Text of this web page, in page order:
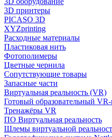
3D принтеры
PICASO 3D
XYZprinting
Расходные материалы
Пластиковая нить
Фотополимеры
Цветные чернила
Сопутствующие товары
Запасные части
Виртуальная реальность (VR)
Готовый образовательный VR-
Тренажёры VR
ПО Виртуальная реальность
Шлемы виртуальной